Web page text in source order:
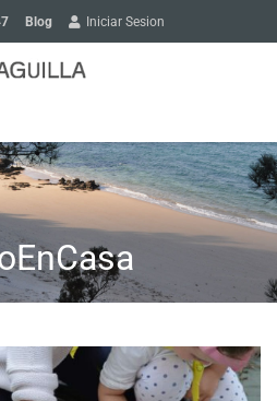
Blog Iniciar Sesion